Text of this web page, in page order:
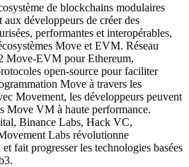
de blockchains modulaires
développeurs de créer des
performantes et interopérables,
Move et EVM. Réseau
Move-EVM pour Ethereum,
open-source pour faciliter
Move à travers les
Movement, les développeurs peuvent
Move VM à haute performance.
Binance Labs, Hack VC,
Labs révolutionne
fait progresser les technologies basées